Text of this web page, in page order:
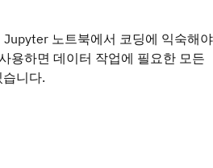
노트북에서 코딩에 익숙해야
용하면 데이터 작업에 필요한 모든
니다.